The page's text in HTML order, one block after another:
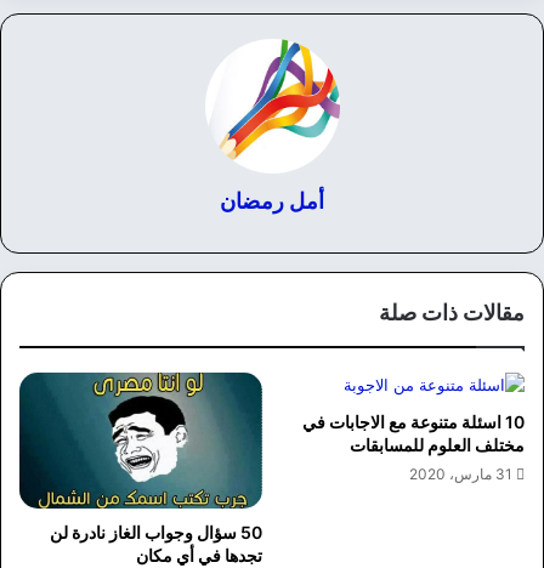
أمل رمضان
مقالات ذات صلة
10 اسئلة متنوعة مع الاجابات في
مختلف العلوم للمسابقات
31 مارس، 2020
50 سؤال وجواب الغاز نادرة لن
تجدها في أي مكان